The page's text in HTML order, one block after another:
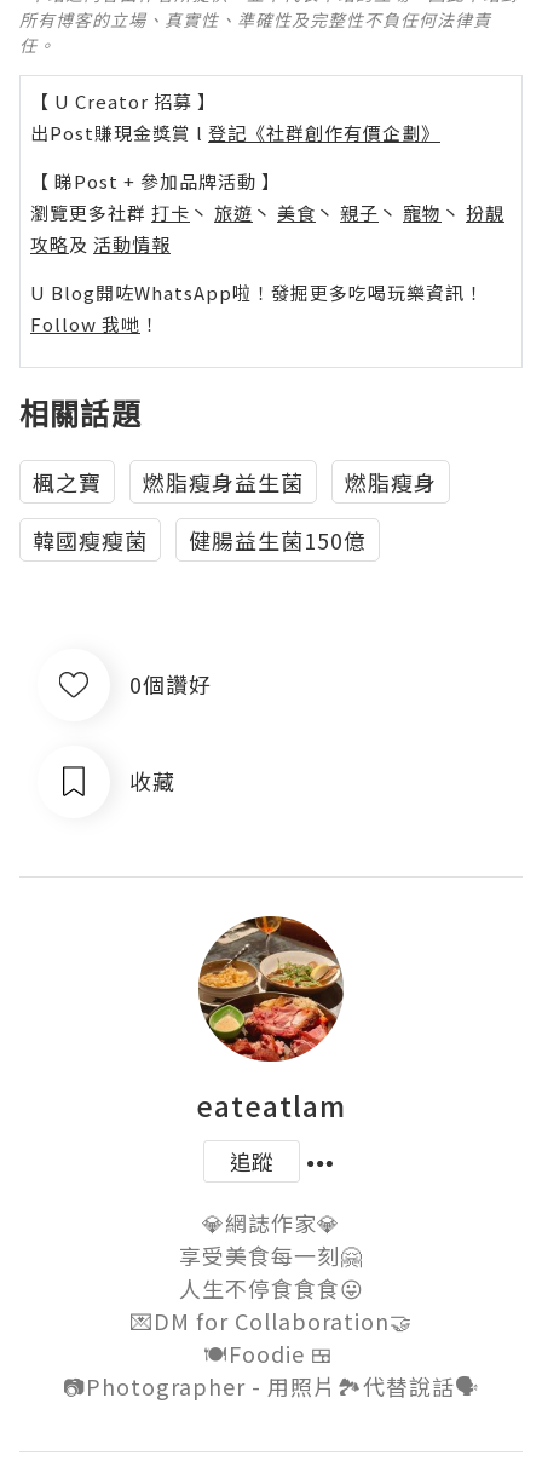
所有博客的立場、真實性、準確性及完整性不負任何法律責
任。
【 U Creator 招募 】
出Post賺現金獎賞 l 登記《社群創作有價企劃》
【 睇Post + 參加品牌活動 】
瀏覽更多社群 打卡 丶 旅遊 丶 美食 丶 親子 丶 寵物 丶 扮靚
攻略及 活動情報
U Blog開咗WhatsApp啦！發掘更多吃喝玩樂資訊！
Follow 我哋 ！
相關話題
楓之寶 燃脂瘦身益生菌
燃脂瘦身
韓國瘦瘦菌
健腸益生菌150億
0個讚好
收藏
eateatlam
追蹤
💎網誌作家💎
享受美食每一刻🤗
人生不停食食食😛
💌DM for Collaboration🤝
🍽Foodie 🍱